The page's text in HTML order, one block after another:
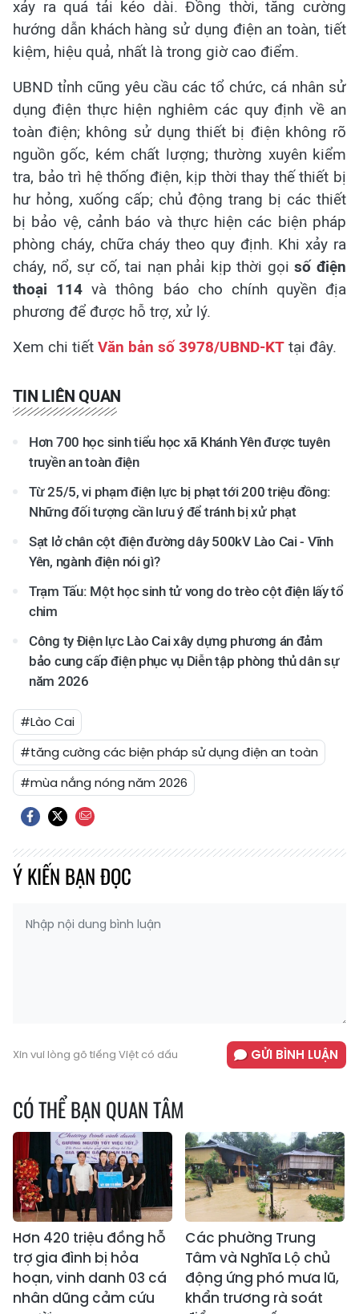
xảy ra quá tải kéo dài. Đồng thời, tăng cường
hướng dẫn khách hàng sử dụng điện an toàn, tiết
kiệm, hiệu quả, nhất là trong giờ cao điểm.
UBND tỉnh cũng yêu cầu các tổ chức, cá nhân sử
dụng điện thực hiện nghiêm các quy định về an
toàn điện; không sử dụng thiết bị điện không rõ
nguồn gốc, kém chất lượng; thường xuyên kiểm
tra, bảo trì hệ thống điện, kịp thời thay thế thiết bị
hư hỏng, xuống cấp; chủ động trang bị các thiết
bị bảo vệ, cảnh báo và thực hiện các biện pháp
phòng cháy, chữa cháy theo quy định. Khi xảy ra
cháy, nổ, sự cố, tai nạn phải kịp thời gọisố điện
thoại 114 và thông báo cho chính quyền địa
phương để được hỗ trợ, xử lý.
Xem chi tiết Văn bản số 3978/UBND-KT tại đây.
TIN LIÊN QUAN
Hơn 700 học sinh tiểu học xã Khánh Yên được tuyên
truyền an toàn điện
Từ 25/5, vi phạm điện lực bị phạt tới 200 triệu đồng:
Những đối tượng cần lưu ý để tránh bị xử phạt
Sạt lở chân cột điện đường dây 500kV Lào Cai - Vĩnh
Yên, ngành điện nói gì?
Trạm Tấu: Một học sinh tử vong do trèo cột điện lấy tổ
chim
Công ty Điện lực Lào Cai xây dựng phương án đảm
bảo cung cấp điện phục vụ Diễn tập phòng thủ dân sự
năm 2026
#Lào Cai
#tăng cường các biện pháp sử dụng điện an toàn
#mùa nắng nóng năm 2026
Ý KIẾN BẠN ĐỌC
Xin vui lòng gõ tiếng Việt có dấu GỬI BÌNH LUẬN
CÓ THỂ BẠN QUAN TÂM
Hơn 420 triệu đồng hỗ
trợ gia đình bị hỏa
hoạn, vinh danh 03 cá
nhân dũng cảm cứu
Các phường Trung
Tâm và Nghĩa Lộ chủ
động ứng phó mưa lũ,
khẩn trương rà soát